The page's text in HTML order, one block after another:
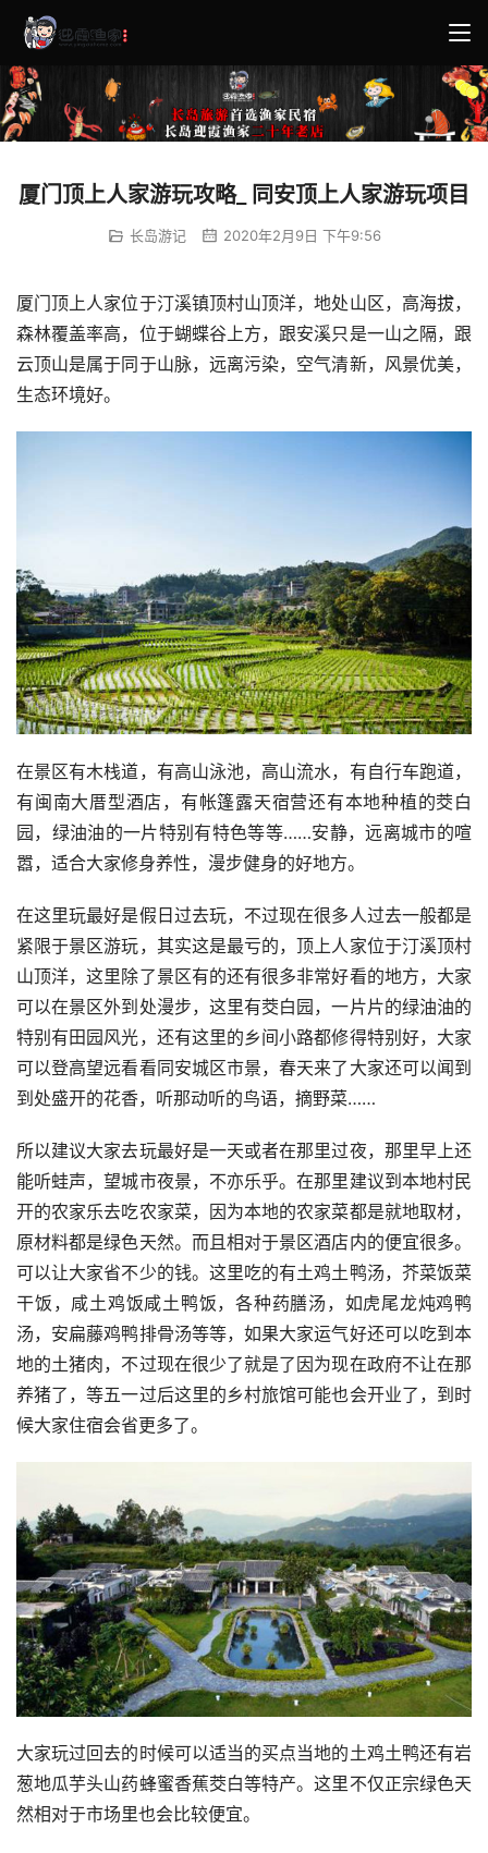
厦门顶上人家游玩攻略_ 同安顶上人家游玩项目
长岛游记 2020年2月9日 下午9:56
厦门顶上人家位于汀溪镇顶村山顶洋，地处山区，高海拔，
森林覆盖率高，位于蝴蝶谷上方，跟安溪只是一山之隔，跟
云顶山是属于同于山脉，远离污染，空气清新，风景优美，
生态环境好。
在景区有木栈道，有高山泳池，高山流水，有自行车跑道，
有闽南大厝型酒店，有帐篷露天宿营还有本地种植的茭白
园，绿油油的一片特别有特色等等……安静，远离城市的喧
嚣，适合大家修身养性，漫步健身的好地方。
在这里玩最好是假日过去玩，不过现在很多人过去一般都是
紧限于景区游玩，其实这是最亏的，顶上人家位于汀溪顶村
山顶洋，这里除了景区有的还有很多非常好看的地方，大家
可以在景区外到处漫步，这里有茭白园，一片片的绿油油的
特别有田园风光，还有这里的乡间小路都修得特别好，大家
可以登高望远看看同安城区市景，春天来了大家还可以闻到
到处盛开的花香，听那动听的鸟语，摘野菜……
所以建议大家去玩最好是一天或者在那里过夜，那里早上还
能听蛙声，望城市夜景，不亦乐乎。在那里建议到本地村民
开的农家乐去吃农家菜，因为本地的农家菜都是就地取材，
原材料都是绿色天然。而且相对于景区酒店内的便宜很多。
可以让大家省不少的钱。这里吃的有土鸡土鸭汤，芥菜饭菜
干饭，咸土鸡饭咸土鸭饭，各种药膳汤，如虎尾龙炖鸡鸭
汤，安扁藤鸡鸭排骨汤等等，如果大家运气好还可以吃到本
地的土猪肉，不过现在很少了就是了因为现在政府不让在那
养猪了，等五一过后这里的乡村旅馆可能也会开业了，到时
候大家住宿会省更多了。
大家玩过回去的时候可以适当的买点当地的土鸡土鸭还有岩
葱地瓜芋头山药蜂蜜香蕉茭白等特产。这里不仅正宗绿色天
然相对于市场里也会比较便宜。